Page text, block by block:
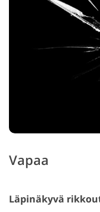
Vapaa
Läpinäkyvä